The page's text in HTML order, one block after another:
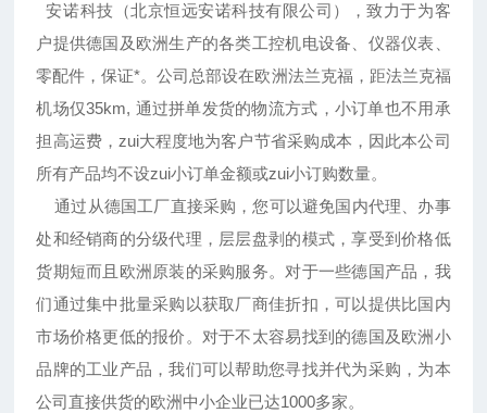
安诺科技（北京恒远安诺科技有限公司），致力于为客
户提供德国及欧洲生产的各类工控机电设备、仪器仪表、
零配件，保证*。公司总部设在欧洲法兰克福，距法兰克福
机场仅35km, 通过拼单发货的物流方式，小订单也不用承
担高运费，zui大程度地为客户节省采购成本，因此本公司
所有产品均不设zui小订单金额或zui小订购数量。
通过从德国工厂直接采购，您可以避免国内代理、办事
处和经销商的分级代理，层层盘剥的模式，享受到价格低
货期短而且欧洲原装的采购服务。对于一些德国产品，我
们通过集中批量采购以获取厂商佳折扣，可以提供比国内
市场价格更低的报价。对于不太容易找到的德国及欧洲小
品牌的工业产品，我们可以帮助您寻找并代为采购，为本
公司直接供货的欧洲中小企业已达1000多家。